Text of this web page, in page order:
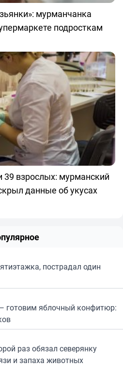
мурманчанка
подросткам
39 взрослых: мурманский
данные об укусах
пострадал один
готовим яблочный конфитюр:
раз обязал северянку
и запаха животных